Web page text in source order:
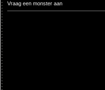
Vraag een monster aan